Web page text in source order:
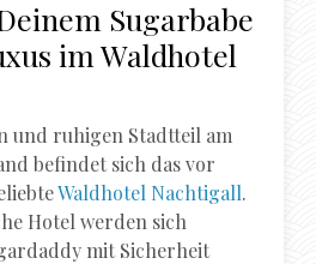
Sugarbabe
im Waldhotel
und ruhigen Stadtteil am
befindet sich das vor
Waldhotel Nachtigall.
Hotel werden sich
mit Sicherheit